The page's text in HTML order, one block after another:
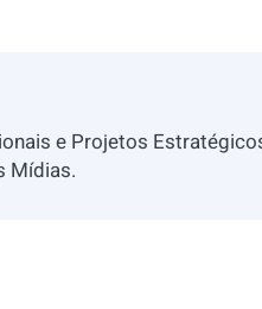
e Projetos
Mídias.